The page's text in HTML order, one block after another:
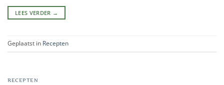
LEES VERDER →
Geplaatst in Recepten
RECEPTEN